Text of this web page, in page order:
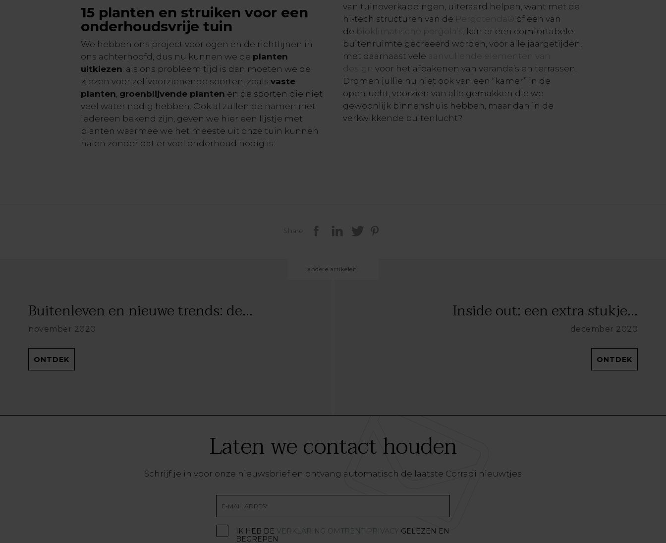
15 planten en struiken voor een
onderhoudsvrije tuin
We hebben ons project voor ogen en de richtlijnen in
ons achterhoofd, dus nu kunnen we de planten
uitkiezen: als ons probleem tijd is dan moeten we de
kiezen voor zelfvoorzienende soorten, zoals vaste
planten, groenblijvende planten en de soorten die niet
veel water nodig hebben. Ook al zullen de namen niet
iedereen bekend zijn, geven we hier een lijstje met
planten waarmee we het meeste uit onze tuin kunnen
halen zonder dat er veel onderhoud nodig is:
van tuinoverkappingen, uiteraard helpen, want met de
hi-tech structuren van de Pergotenda® of een van
de
bioklimatische pergola’s,
kan er een comfortabele
buitenruimte gecreëerd worden, voor alle jaargetijden,
met daarnaast vele aanvullende elementen van
design
voor het afbakenen van veranda’s en terrassen.
Dromen jullie nu niet ook van een “kamer” in de
openlucht, voorzien van alle gemakken die we
gewoonlijk binnenshuis hebben, maar dan in de
verkwikkende buitenlucht?
Share
andere artikelen:
Buitenleven en nieuwe trends: de...
november 2020
ONTDEK
Inside out: een extra stukje...
december 2020
ONTDEK
Laten we contact houden
Schrijf je in voor onze nieuwsbrief en ontvang automatisch de laatste Corradi nieuwtjes
IK HEB DE VERKLARING OMTRENT PRIVACY GELEZEN EN
BEGREPEN